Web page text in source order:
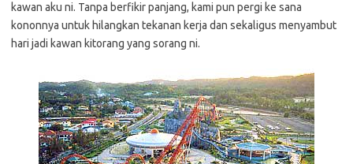
kawan aku ni. Tanpa berfikir panjang, kami pun pergi ke sana
kononnya untuk hilangkan tekanan kerja dan sekaligus menyambut
hari jadi kawan kitorang yang sorang ni.